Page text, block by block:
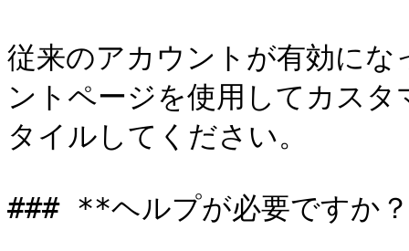
従来のアカウントが有効に
ントページを使用してカス
タイルしてください。
### **ヘルプが必要ですか